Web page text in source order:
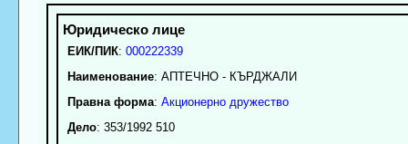
ЕИК/ПИК: 000222339
Наименование: АПТЕЧНО - КЪРДЖАЛИ
Правна форма: Акционерно дружество
Дело: 353/1992 510